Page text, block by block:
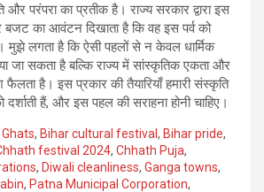
और परंपरा का प्रतीक है। राज्य सरकार द्वारा इस
बजट का आवंटन दिखाता है कि वह इस पर्व को
मुझे लगता है कि ऐसी पहलों से न केवल धार्मिक
जा सकता है बल्कि राज्य में सांस्कृतिक एकता और
फैलता है। इस प्रकार की तैयारियाँ हमारी संस्कृति
दर्शाती हैं, और इस पहल की सराहना होनी चाहिए।
, Bihar cultural festival , Bihar pride,
festival 2024, Chhath Puja,
, Diwali cleanliness, Ganga towns,
, Patna Municipal Corporation,